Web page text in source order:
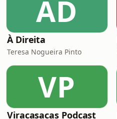
ÀD
À Direita
Teresa Nogueira Pinto
VP
Viracasacas Podcast